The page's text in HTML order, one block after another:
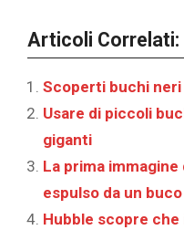
Articoli Correlati:
Scoperti buchi
Usare di piccoli
giganti
La prima
espulso da un
Hubble scopre